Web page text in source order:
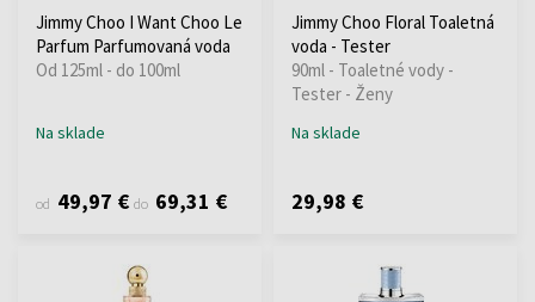
Jimmy Choo I Want Choo Le
Parfum Parfumovaná voda
Od 125ml - do 100ml
Na sklade
od 49,97 € do 69,31 €
Jimmy Choo Floral Toaletná
voda - Tester
90ml - Toaletné vody -
Tester - Ženy
Na sklade
29,98 €